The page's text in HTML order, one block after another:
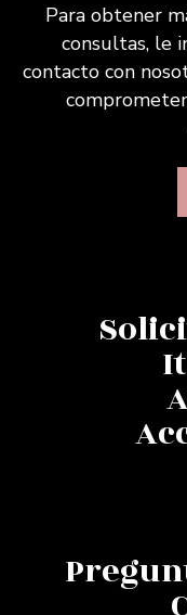
Para obtener
consultas, le
contacto con